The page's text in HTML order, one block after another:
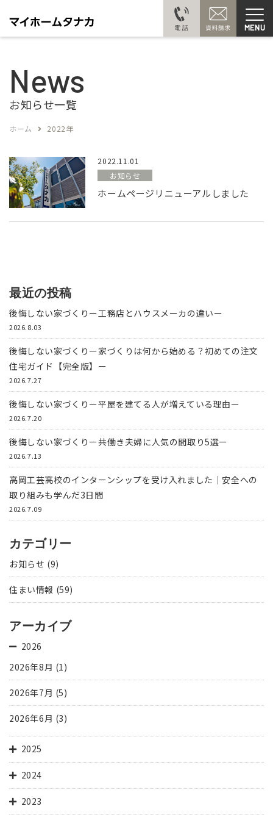
MENU
News
お知らせ一覧
ホーム 2022年
2022.11.01
お知らせ
ホームページリニューアルしました
最近の投稿
後悔しない家づくりー工務店とハウスメーカの違いー
2026.8.03
後悔しない家づくりー家づくりは何から始める？初めての注文
住宅ガイド【完全版】ー
2026.7.27
後悔しない家づくりー平屋を建てる人が増えている理由ー
2026.7.20
後悔しない家づくりー共働き夫婦に人気の間取り5選ー
2026.7.13
高岡工芸高校のインターンシップを受け入れました｜安全への
取り組みも学んだ3日間
2026.7.09
カテゴリー
お知らせ (9)
住まい情報 (59)
アーカイブ
2026
2026年8月 (1)
2026年7月 (5)
2026年6月 (3)
2025
2024
2023